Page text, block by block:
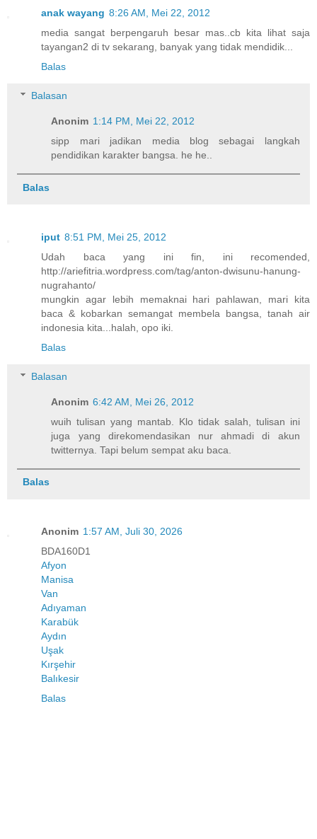
anak wayang 8:26 AM, Mei 22, 2012
media sangat berpengaruh besar mas..cb kita lihat saja
tayangan2 di tv sekarang, banyak yang tidak mendidik...
Balas
Balasan
Anonim 1:14 PM, Mei 22, 2012
sipp mari jadikan media blog sebagai langkah
pendidikan karakter bangsa. he he..
Balas
iput 8:51 PM, Mei 25, 2012
Udah baca yang ini fin, ini recomended,
http://ariefitria.wordpress.com/tag/anton-dwisunu-hanung-
nugrahanto/
mungkin agar lebih memaknai hari pahlawan, mari kita
baca & kobarkan semangat membela bangsa, tanah air
indonesia kita...halah, opo iki.
Balas
Balasan
Anonim 6:42 AM, Mei 26, 2012
wuih tulisan yang mantab. Klo tidak salah, tulisan ini
juga yang direkomendasikan nur ahmadi di akun
twitternya. Tapi belum sempat aku baca.
Balas
Anonim 1:57 AM, Juli 30, 2026
BDA160D1
Afyon
Manisa
Van
Adıyaman
Karabük
Aydın
Uşak
Kırşehir
Balıkesir
Balas